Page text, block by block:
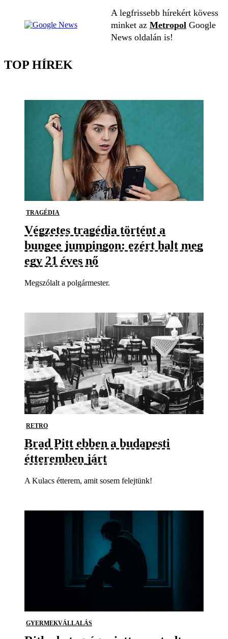
A legfrissebb hírekért kövess
minket az Metropol Google
News oldalán is!
TOP HÍREK
TRAGÉDIA
Végzetes tragédia történt a
bungee jumpingon: ezért halt meg
egy 21 éves nő
Megszólalt a polgármester.
RETRO
Brad Pitt ebben a budapesti
étteremben járt
A Kulacs étterem, amit sosem felejtünk!
GYERMEKVÁLLALÁS